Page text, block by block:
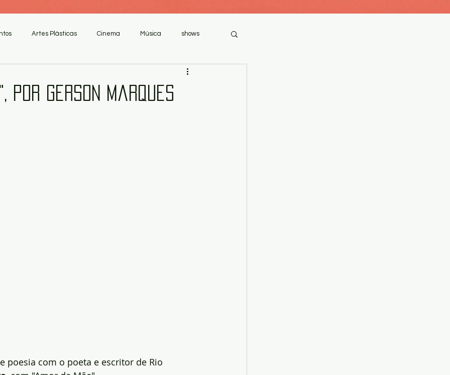
Artes Plásticas Cinema Música shows
por Gerson Marques
poesia com o poeta e escritor de Rio